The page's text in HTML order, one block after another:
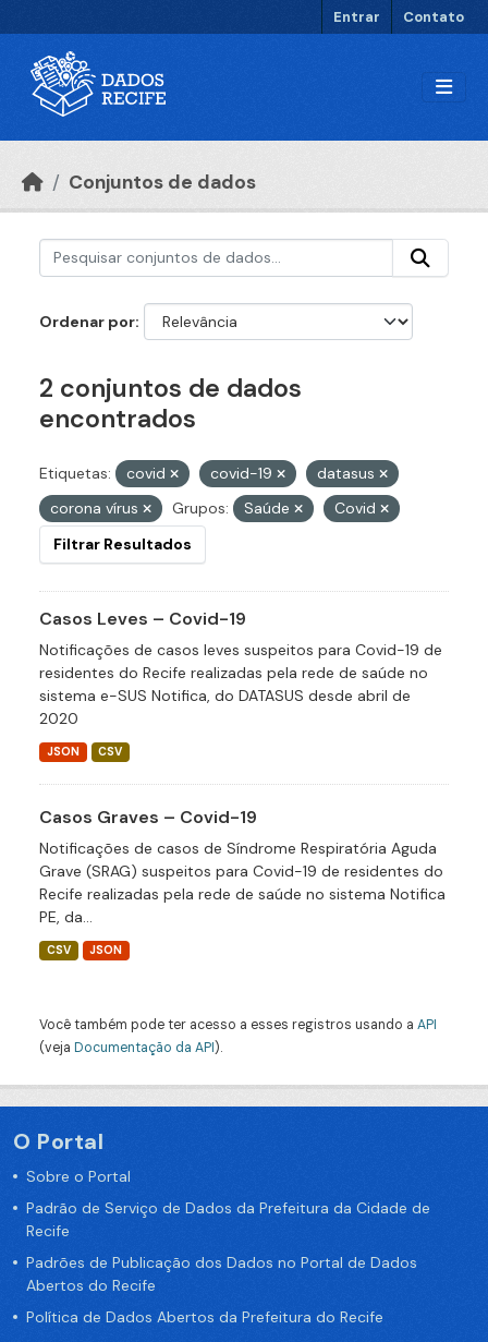
Entrar Contato
Conjuntos de dados
Ordenar por
2 conjuntos de dados
encontrados
Etiquetas: covid covid-19
datasus
corona vírus
Grupos: Saúde
Covid
Filtrar Resultados
Casos Leves – Covid-19
Notificações de casos leves suspeitos para Covid-19 de
residentes do Recife realizadas pela rede de saúde no
sistema e-SUS Notifica, do DATASUS desde abril de
2020
JSON CSV
Casos Graves – Covid-19
Notificações de casos de Síndrome Respiratória Aguda
Grave (SRAG) suspeitos para Covid-19 de residentes do
Recife realizadas pela rede de saúde no sistema Notifica
PE, da...
CSV JSON
Você também pode ter acesso a esses registros usando a API
(veja Documentação da API).
O Portal
Sobre o Portal
Padrão de Serviço de Dados da Prefeitura da Cidade de
Recife
Padrões de Publicação dos Dados no Portal de Dados
Abertos do Recife
Política de Dados Abertos da Prefeitura do Recife